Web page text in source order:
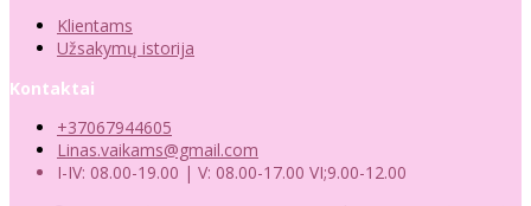
Klientams
Užsakymų istorija
Kontaktai
+37067944605
Linas.vaikams@gmail.com
I-IV: 08.00-19.00 | V: 08.00-17.00 VI;9.00-12.00